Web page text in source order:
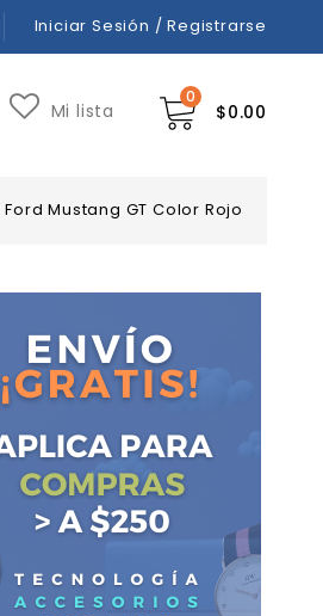
Iniciar Sesión / Registrarse
0
$0.00
Mi lista
Mustang GT Color Rojo